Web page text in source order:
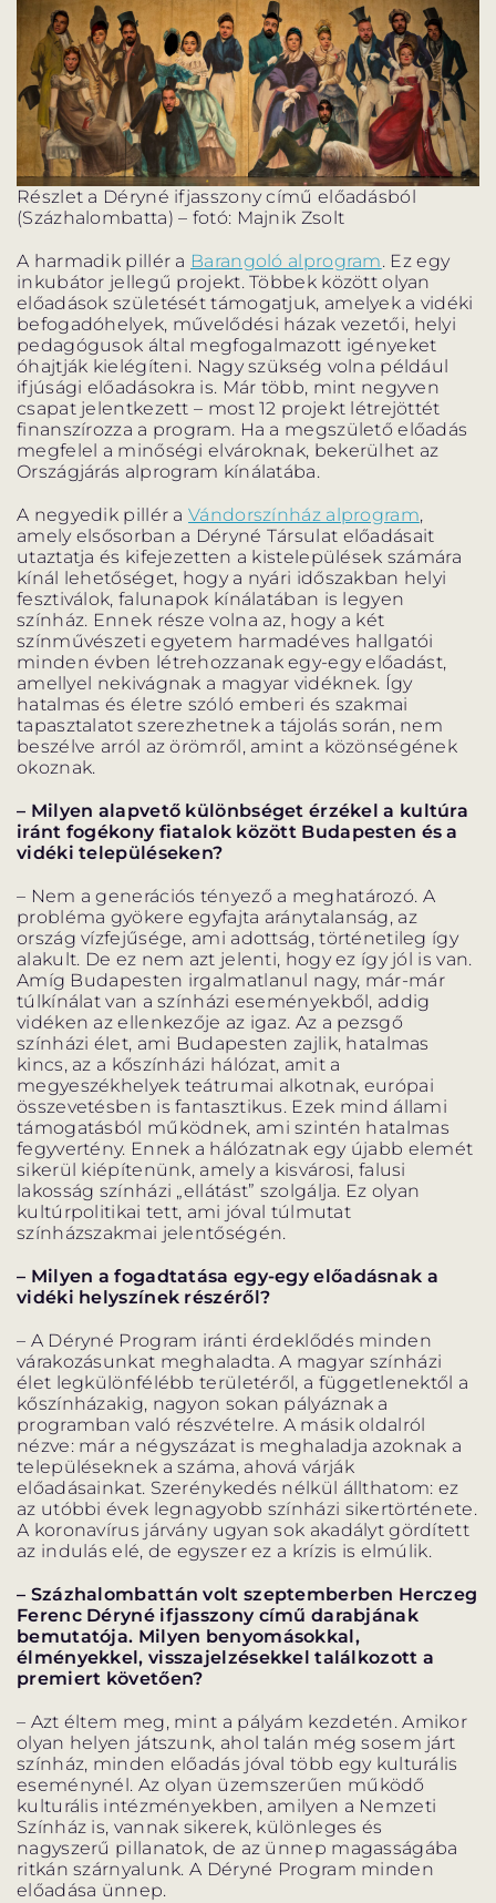
Részlet a Déryné ifjasszony című előadásból
(Százhalombatta) – fotó: Majnik Zsolt
A harmadik pillér a Barangoló alprogram. Ez egy
inkubátor jellegű projekt. Többek között olyan
előadások születését támogatjuk, amelyek a vidéki
befogadóhelyek, művelődési házak vezetői, helyi
pedagógusok által megfogalmazott igényeket
óhajtják kielégíteni. Nagy szükség volna például
ifjúsági előadásokra is. Már több, mint negyven
csapat jelentkezett – most 12 projekt létrejöttét
finanszírozza a program. Ha a megszülető előadás
megfelel a minőségi elvároknak, bekerülhet az
Országjárás alprogram kínálatába.
A negyedik pillér aVándorszínház alprogram,
amely elsősorban a Déryné Társulat előadásait
utaztatja és kifejezetten a kistelepülések számára
kínál lehetőséget, hogy a nyári időszakban helyi
fesztiválok, falunapok kínálatában is legyen
színház. Ennek része volna az, hogy a két
színművészeti egyetem harmadéves hallgatói
minden évben létrehozzanak egy-egy előadást,
amellyel nekivágnak a magyar vidéknek. Így
hatalmas és életre szóló emberi és szakmai
tapasztalatot szerezhetnek a tájolás során, nem
beszélve arról az örömről, amint a közönségének
okoznak.
– Milyen alapvető különbséget érzékel a kultúra
iránt fogékony fiatalok között Budapesten és a
vidéki településeken?
– Nem a generációs tényező a meghatározó. A
probléma gyökere egyfajta aránytalanság, az
ország vízfejűsége, ami adottság, történetileg így
alakult. De ez nem azt jelenti, hogy ez így jól is van.
Amíg Budapesten irgalmatlanul nagy, már-már
túlkínálat van a színházi eseményekből, addig
vidéken az ellenkezője az igaz. Az a pezsgő
színházi élet, ami Budapesten zajlik, hatalmas
kincs, az a kőszínházi hálózat, amit a
megyeszékhelyek teátrumai alkotnak, európai
összevetésben is fantasztikus. Ezek mind állami
támogatásból működnek, ami szintén hatalmas
fegyvertény. Ennek a hálózatnak egy újabb elemét
sikerül kiépítenünk, amely a kisvárosi, falusi
lakosság színházi „ellátást” szolgálja. Ez olyan
kultúrpolitikai tett, ami jóval túlmutat
színházszakmai jelentőségén.
– Milyen a fogadtatása egy-egy előadásnak a
vidéki helyszínek részéről?
– A Déryné Program iránti érdeklődés minden
várakozásunkat meghaladta. A magyar színházi
élet legkülönfélébb területéről, a függetlenektől a
kőszínházakig, nagyon sokan pályáznak a
programban való részvételre. A másik oldalról
nézve: már a négyszázat is meghaladja azoknak a
településeknek a száma, ahová várják
előadásainkat. Szerénykedés nélkül állthatom: ez
az utóbbi évek legnagyobb színházi sikertörténete.
A koronavírus járvány ugyan sok akadályt gördített
az indulás elé, de egyszer ez a krízis is elmúlik.
– Százhalombattán volt szeptemberben Herczeg
Ferenc Déryné ifjasszony című darabjának
bemutatója. Milyen benyomásokkal,
élményekkel, visszajelzésekkel találkozott a
premiert követően?
– Azt éltem meg, mint a pályám kezdetén. Amikor
olyan helyen játszunk, ahol talán még sosem járt
színház, minden előadás jóval több egy kulturális
eseménynél. Az olyan üzemszerűen működő
kulturális intézményekben, amilyen a Nemzeti
Színház is, vannak sikerek, különleges és
nagyszerű pillanatok, de az ünnep magasságába
ritkán szárnyalunk. A Déryné Program minden
előadása ünnep.